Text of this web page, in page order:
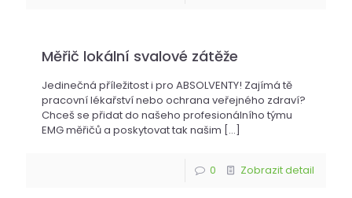
Měřič lokální svalové zátěže
Jedinečná příležitost i pro ABSOLVENTY! Zajímá tě
pracovní lékařství nebo ochrana veřejného zdraví?
Chceš se přidat do našeho profesionálního týmu
EMG měřičů a poskytovat tak našim […]
0 Zobrazit detail